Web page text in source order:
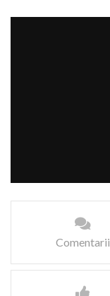
Comentarii